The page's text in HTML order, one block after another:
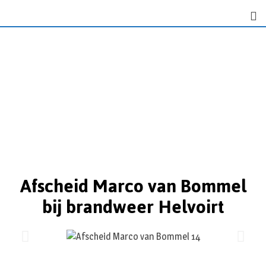
Afscheid Marco van Bommel
bij brandweer Helvoirt